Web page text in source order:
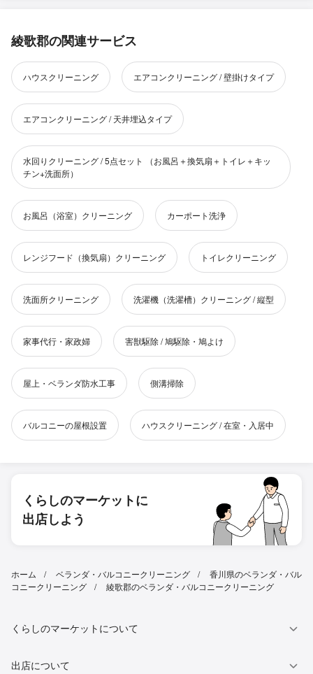
綾歌郡の関連サービス
ハウスクリーニング エアコンクリーニング / 壁掛けタイプ
エアコンクリーニング / 天井埋込タイプ
水回りクリーニング / 5点セット （お風呂＋換気扇＋トイレ＋キッ
チン+洗面所）
お風呂（浴室）クリーニング カーポート洗浄
レンジフード（換気扇）クリーニング トイレクリーニング
洗面所クリーニング 洗濯機（洗濯槽）クリーニング / 縦型
家事代行・家政婦 害獣駆除 / 鳩駆除・鳩よけ
屋上・ベランダ防水工事 側溝掃除
バルコニーの屋根設置 ハウスクリーニング / 在室・入居中
くらしのマーケットに
出店しよう
ホーム ベランダ・バルコニークリーニング
香川県のベランダ・バル
コニークリーニング
綾歌郡のベランダ・バルコニークリーニング
くらしのマーケットについて
出店について